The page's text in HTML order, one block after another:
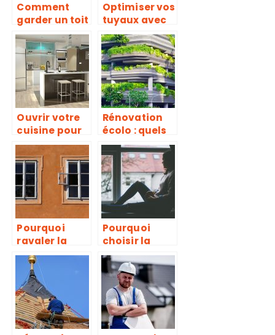
Comment
garder un toit
en bon état
pour éviter
les pertes de
chaleur?
Optimiser vos
tuyaux avec
une
plomberie
efficace
Ouvrir votre
cuisine pour
un
aménageme
nt tendance
Rénovation
écolo : quels
sont les
changements
et les
réparations à
faire ?
Pourquoi
ravaler la
façade d’une
maison ?
Pourquoi
choisir la
fenêtre en
bois et
aluminium